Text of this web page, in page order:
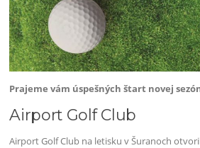
Prajeme vám úspešných štart novej
Airport Golf Club
Airport Golf Club na letisku v Šuranoch